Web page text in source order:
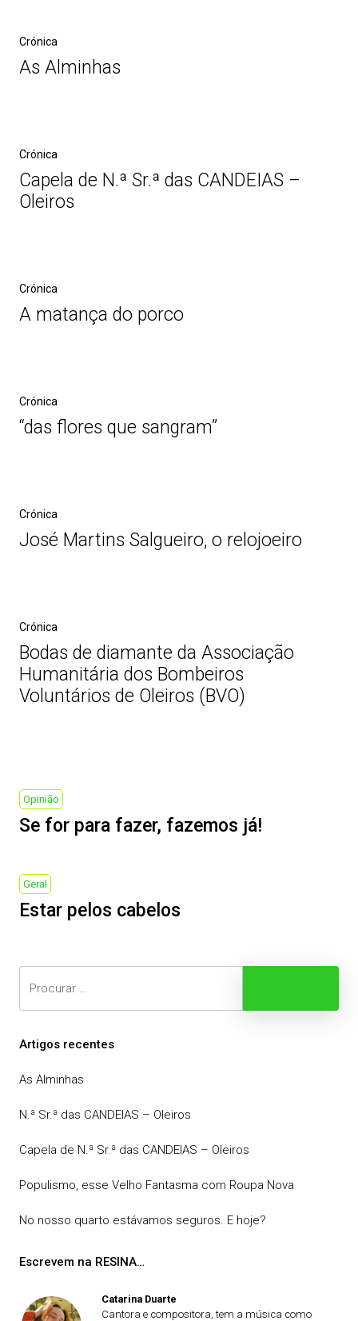
Crónica
As Alminhas
Crónica
Capela de N.ª Sr.ª das CANDEIAS –
Oleiros
Crónica
A matança do porco
Crónica
“das flores que sangram”
Crónica
José Martins Salgueiro, o relojoeiro
Crónica
Bodas de diamante da Associação
Humanitária dos Bombeiros
Voluntários de Oleiros (BVO)
navigation
Previous
Post
Opinião
Se for para fazer, fazemos já!
Next
Post
Geral
Estar pelos cabelos
Artigos recentes
As Alminhas
N.ª Sr.ª das CANDEIAS – Oleiros
Capela de N.ª Sr.ª das CANDEIAS – Oleiros
Populismo, esse Velho Fantasma com Roupa Nova
No nosso quarto estávamos seguros. E hoje?
Escrevem na RESINA…
Catarina Duarte
Cantora e compositora, tem a música como